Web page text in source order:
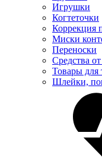
Игрушки
Когтеточки
Коррекция
Миски
Переноски
Средства
Товары для
Шлейки,